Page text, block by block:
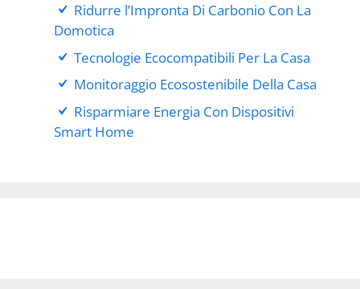
Ridurre l’Impronta Di Carbonio Con La
Domotica
Tecnologie Ecocompatibili Per La Casa
Monitoraggio Ecosostenibile Della Casa
Risparmiare Energia Con Dispositivi
Smart Home